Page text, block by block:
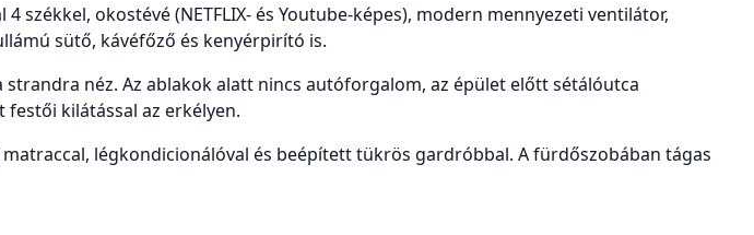
okostévé (NETFLIX- és Youtube-képes), modern mennyezeti ventilátor,
sütő, kávéfőző és kenyérpirító is.
néz. Az ablakok alatt nincs autóforgalom, az épület előtt sétálóutca
kilátással az erkélyen.
légkondicionálóval és beépített tükrös gardróbbal. A fürdőszobában tágas